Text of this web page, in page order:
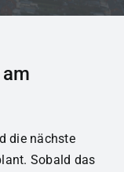
die nächste
Sobald das